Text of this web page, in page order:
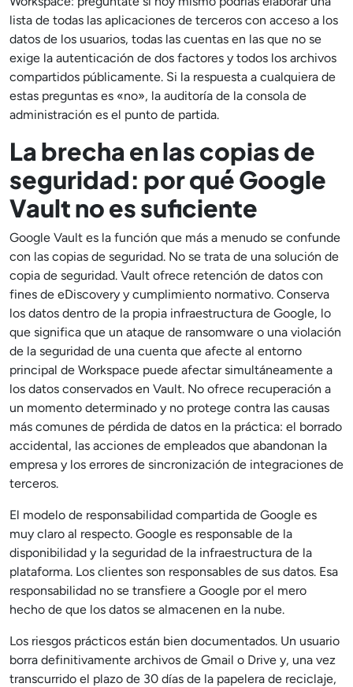
lista de todas las aplicaciones de terceros con acceso a los
datos de los usuarios, todas las cuentas en las que no se
exige la autenticación de dos factores y todos los archivos
compartidos públicamente. Si la respuesta a cualquiera de
estas preguntas es «no», la auditoría de la consola de
administración es el punto de partida.
La brecha en las copias de
seguridad: por qué Google
Vault no es suficiente
Google Vault es la función que más a menudo se confunde
con las copias de seguridad. No se trata de una solución de
copia de seguridad. Vault ofrece retención de datos con
fines de eDiscovery y cumplimiento normativo. Conserva
los datos dentro de la propia infraestructura de Google, lo
que significa que un ataque de ransomware o una violación
de la seguridad de una cuenta que afecte al entorno
principal de Workspace puede afectar simultáneamente a
los datos conservados en Vault. No ofrece recuperación a
un momento determinado y no protege contra las causas
más comunes de pérdida de datos en la práctica: el borrado
accidental, las acciones de empleados que abandonan la
empresa y los errores de sincronización de integraciones de
terceros.
El modelo de responsabilidad compartida de Google es
muy claro al respecto. Google es responsable de la
disponibilidad y la seguridad de la infraestructura de la
plataforma. Los clientes son responsables de sus datos. Esa
responsabilidad no se transfiere a Google por el mero
hecho de que los datos se almacenen en la nube.
Los riesgos prácticos están bien documentados. Un usuario
borra definitivamente archivos de Gmail o Drive y, una vez
transcurrido el plazo de 30 días de la papelera de reciclaje,